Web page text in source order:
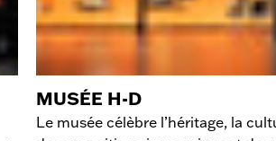
MUSÉE H-D
Le musée célèbre l’héritage, la